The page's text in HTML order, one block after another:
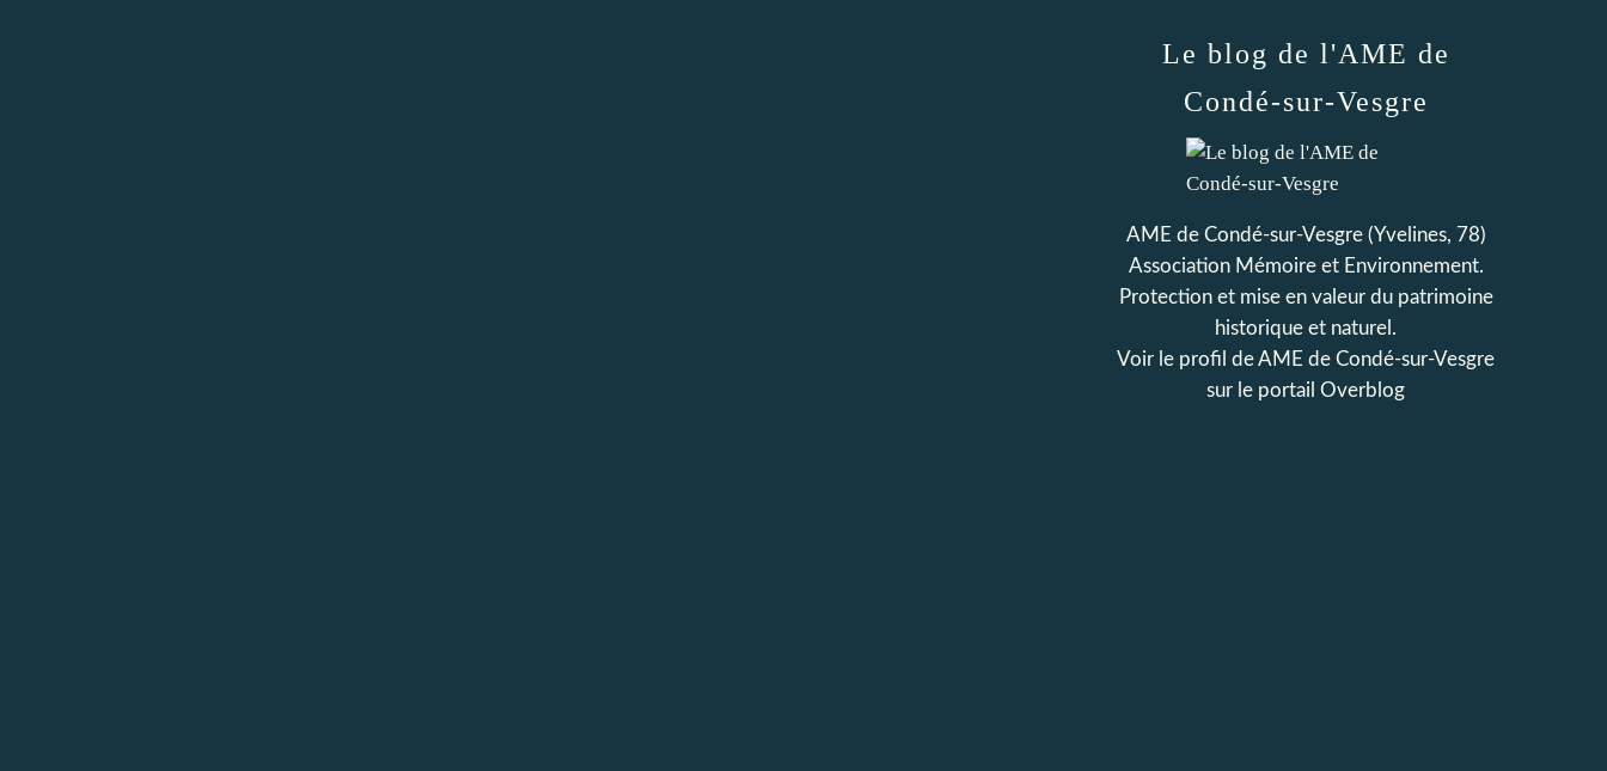
Le blog de l'AME de
Condé-sur-Vesgre
AME de Condé-sur-Vesgre (Yvelines, 78)
Association Mémoire et Environnement.
Protection et mise en valeur du patrimoine
historique et naturel.
Voir le profil deAME de Condé-sur-Vesgre
sur le portail Overblog